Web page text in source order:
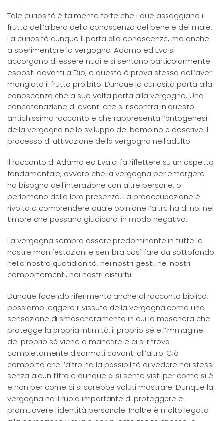
Tale curiosità è talmente forte che i due assaggiano il
frutto dell’albero della conoscenza del bene e del male.
La curiosità dunque li porta alla conoscenza, ma anche
a sperimentare la vergogna. Adamo ed Eva si
accorgono di essere nudi e si sentono particolarmente
esposti davanti a Dio, e questo è prova stessa dell’aver
mangiato il frutto proibito. Dunque la curiosità porta alla
conoscenza che a sua volta porta alla vergogna. Una
concatenazione di eventi che si riscontra in questo
antichissimo racconto e che rappresenta l’ontogenesi
della vergogna nello sviluppo del bambino e descrive il
processo di attivazione della vergogna nell’adulto.
Il racconto di Adamo ed Eva ci fa riflettere su un aspetto
fondamentale, ovvero che la vergogna per emergere
ha bisogno dell’interazione con altre persone, o
perlomeno della loro presenza. La preoccupazione è
rivolta a comprendere quale opinione l’altro ha di noi nel
timore che possano giudicarci in modo negativo.
La vergogna sembra essere predominante in tutte le
nostre manifestazioni e sembra così fare da sottofondo
nella nostra quotidianità, nei nostri gesti, nei nostri
comportamenti, nei nostri disturbi.
Dunque facendo riferimento anche al racconto biblico,
possiamo leggere il vissuto della vergogna come una
sensazione di smascheramento in cui la maschera che
protegge la propria intimità, il proprio sé e l’immagine
del proprio sé viene a mancare e ci si ritrova
completamente disarmati davanti all’altro. Ciò
comporta che l’altro ha la possibilità di vedere noi stessi
senza alcun filtro e dunque ci si sente visti per come si è
e non per come ci si sarebbe voluti mostrare. Dunque la
vergogna ha il ruolo importante di proteggere e
promuovere l’identità personale. Inoltre è molto legata